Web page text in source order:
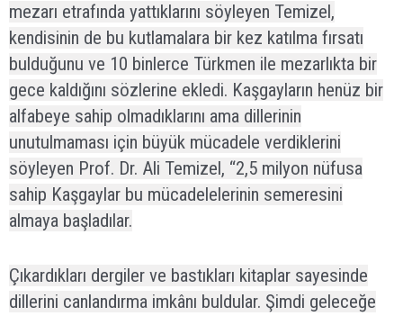
mezarı etrafında yattıklarını söyleyen Temizel,
kendisinin de bu kutlamalara bir kez katılma fırsatı
bulduğunu ve 10 binlerce Türkmen ile mezarlıkta bir
gece kaldığını sözlerine ekledi. Kaşgayların henüz bir
alfabeye sahip olmadıklarını ama dillerinin
unutulmaması için büyük mücadele verdiklerini
söyleyen Prof. Dr. Ali Temizel, “2,5 milyon nüfusa
sahip Kaşgaylar bu mücadelelerinin semeresini
almaya başladılar.
Çıkardıkları dergiler ve bastıkları kitaplar sayesinde
dillerini canlandırma imkânı buldular. Şimdi geleceğe